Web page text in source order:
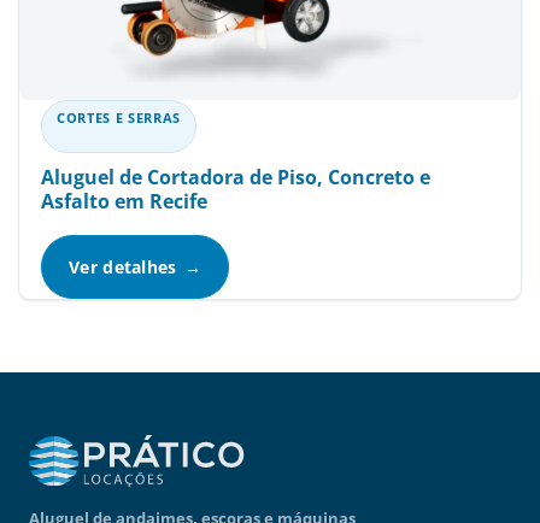
CORTES E SERRAS
Aluguel de Cortadora de Piso, Concreto e
Asfalto em Recife
Ver detalhes
Aluguel de andaimes, escoras e máquinas